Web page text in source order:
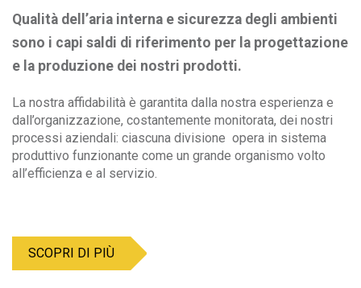
Qualità dell’aria interna e sicurezza degli ambienti
sono i capi saldi di riferimento per la progettazione
e la produzione dei nostri prodotti.
La nostra affidabilità è garantita dalla nostra esperienza e
dall’organizzazione, costantemente monitorata, dei nostri
processi aziendali: ciascuna divisione opera in sistema
produttivo funzionante come un grande organismo volto
all’efficienza e al servizio.
SCOPRI DI PIÙ